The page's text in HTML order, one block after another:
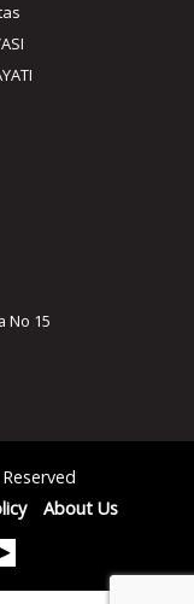
No 15
About Us